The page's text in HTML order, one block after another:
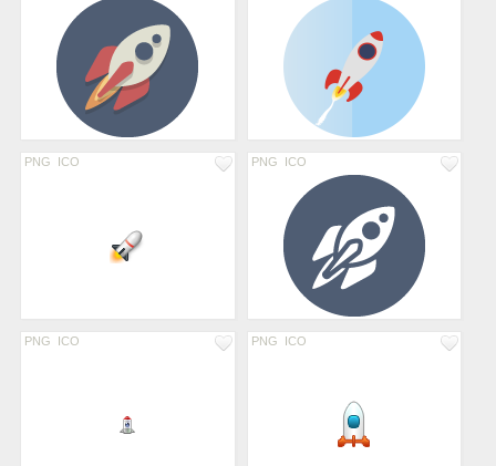
PNG ICO PNG ICO
PNG ICO PNG ICO